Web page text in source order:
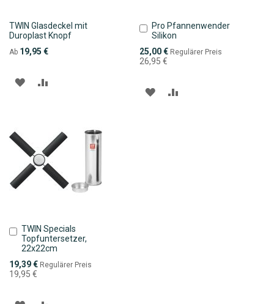
TWIN Glasdeckel mit
Duroplast Knopf
Ab 19,95 €
ZUR
Pro Pfannenwender
Silikon
Sonderpreis
25,00 € Regulärer Preis
26,95 €
In
den
Warenkorb
ZUR
TWIN Specials
Topfuntersetzer,
22x22cm
Sonderpreis
19,39 € Regulärer Preis
19,95 €
In
den
Warenkorb